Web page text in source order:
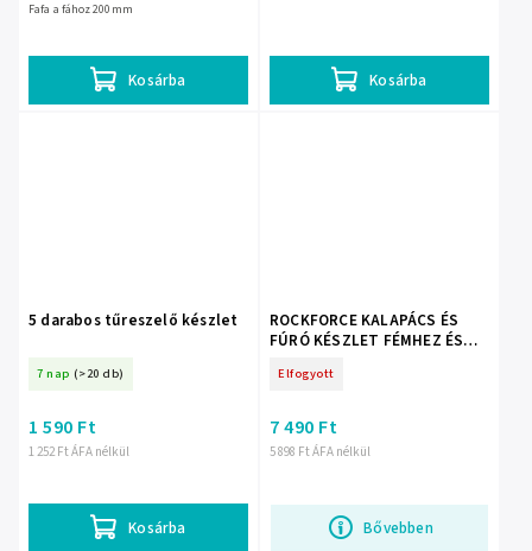
Kosárba
Fafa a fához 200mm
Kosárba
5 darabos tűreszelő készlet
7 nap (>20 db)
1 252 Ft ÁFA nélkül
1 590 Ft
Kosárba
ROCKFORCE KALAPÁCS ÉS
FÚRÓ KÉSZLET FÉMHEZ ÉS
Elfogyott
5 898 Ft ÁFA nélkül
7 490 Ft
Bővebben